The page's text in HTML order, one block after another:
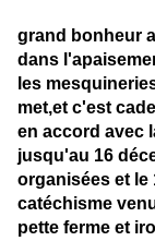
grand bonheur
dans
les
met,et c'est
en accord avec
jusqu'au 16
organisées et le
catéchisme
pette ferme et